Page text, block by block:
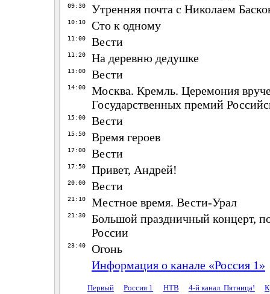
09:30 Утренняя почта с Николаем
10:10 Сто к одному
11:00 Вести
11:20 На деревню дедушке
13:00 Вести
14:00
Москва. Кремль. Церемония
Государственных премий
15:00 Вести
15:50 Время героев
17:00 Вести
17:50 Привет, Андрей!
20:00 Вести
21:10 Местное время. Вести-Урал
21:30
Большой праздничный концерт,
России
23:40
Огонь
Информация о канале «Россия 1»
Первый Россия 1 НТВ 4-й канал. Пятница!